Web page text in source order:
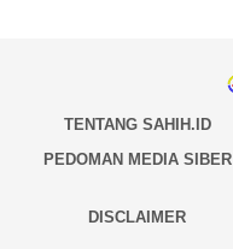
TENTANG SAHIH.ID
PEDOMAN MEDIA SIBER
DISCLAIMER